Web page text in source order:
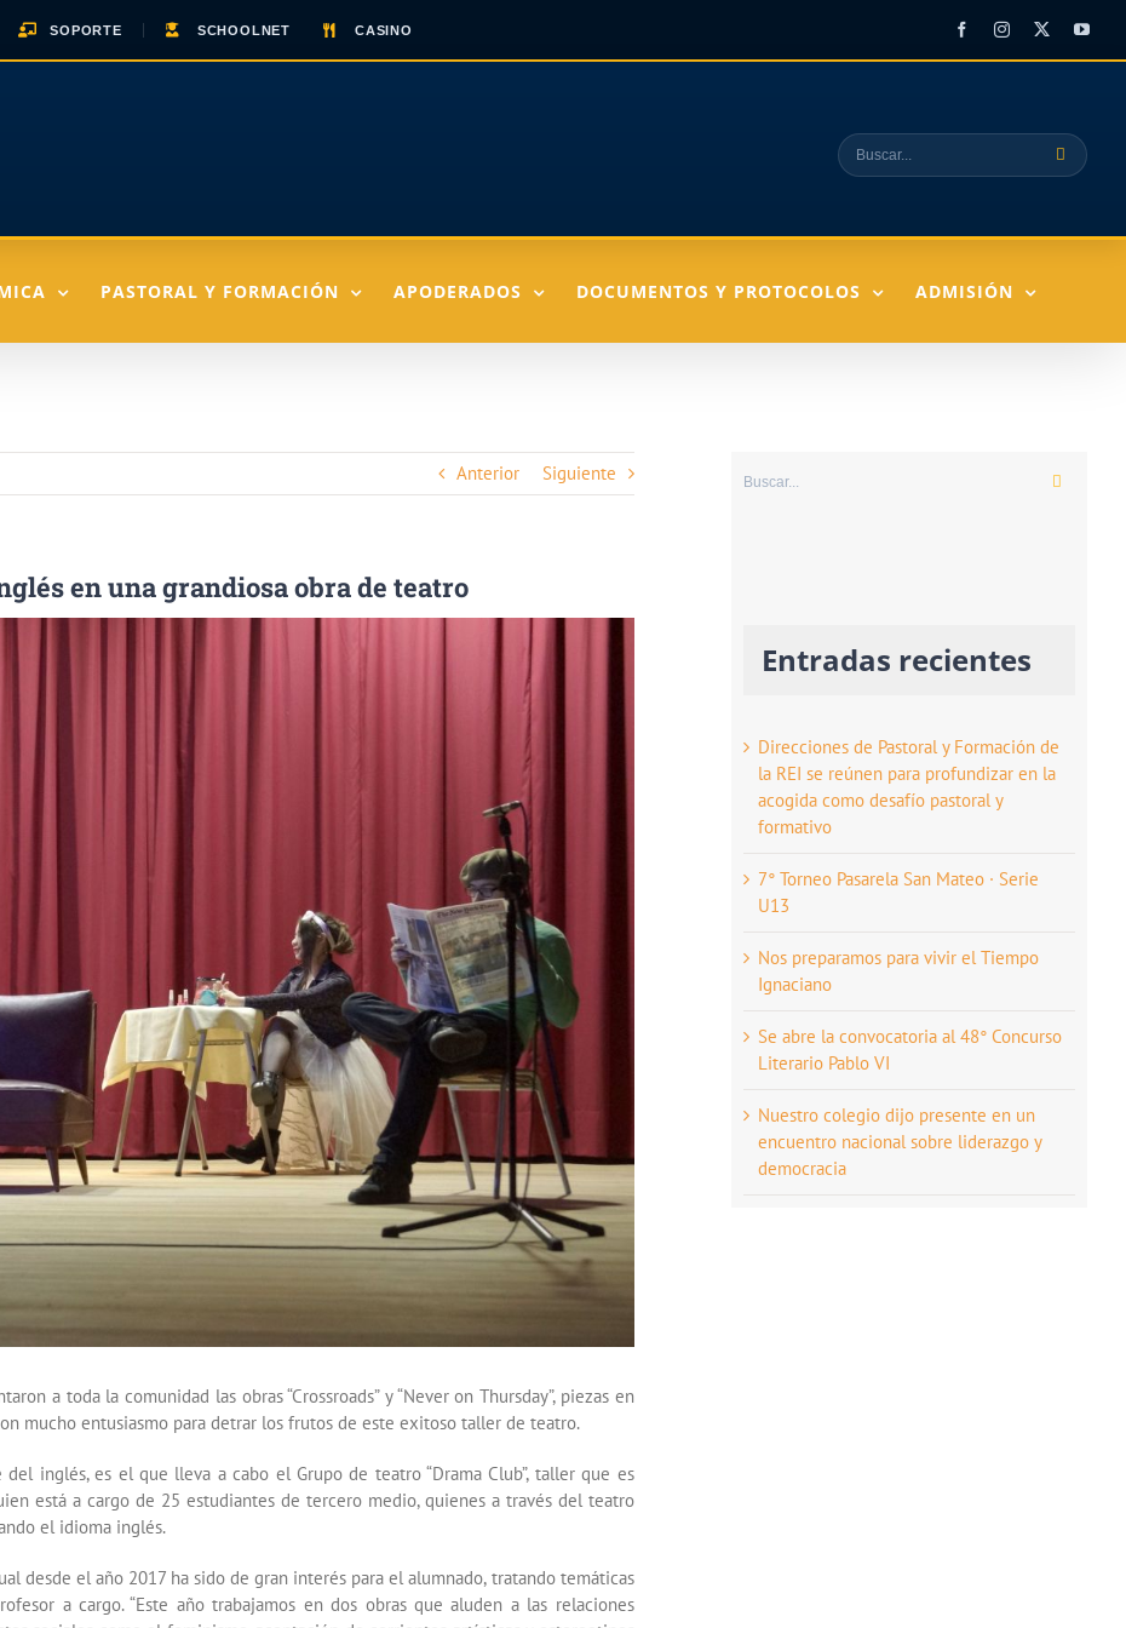
SOPORTE SCHOOLNET CASINO FacebookInstagram
Buscar:
PASTORAL Y FORMACIÓN APODERADOS DOCUMENTOS Y PROTOCOLOS ADMISIÓN
Anterior Siguiente
en una grandiosa obra de teatro
a toda la comunidad las obras “Crossroads” y “Never on Thursday”, piezas en
mucho entusiasmo para detrar los frutos de este exitoso taller de teatro.
inglés, es el que lleva a cabo el Grupo de teatro “Drama Club”, taller que es
está a cargo de 25 estudiantes de tercero medio, quienes a través del teatro
el idioma inglés.
desde el año 2017 ha sido de gran interés para el alumnado, tratando temáticas
a cargo. “Este año trabajamos en dos obras que aluden a las relaciones
Buscar:
Entradas recientes
Direcciones de Pastoral y Formación de
la REI se reúnen para profundizar en la
acogida como desafío pastoral y
formativo
7° Torneo Pasarela San Mateo · Serie
U13
Nos preparamos para vivir el Tiempo
Ignaciano
Se abre la convocatoria al 48° Concurso
Literario Pablo VI
Nuestro colegio dijo presente en un
encuentro nacional sobre liderazgo y
democracia